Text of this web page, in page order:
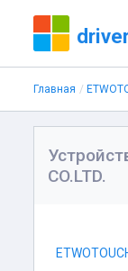
Главная
CO.LTD.